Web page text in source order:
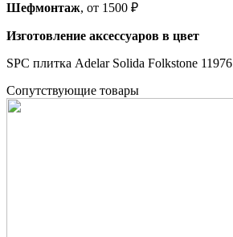
Шефмонтаж, от 1500 ₽
Изготовление аксессуаров в цвет
SPC плитка Adelar Solida Folkstone 11976
Cопутствующие товары